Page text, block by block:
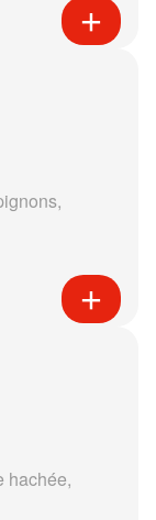
hachée,